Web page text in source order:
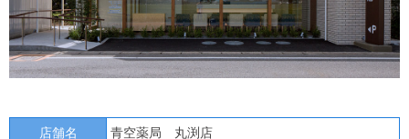
店舗名 青空薬局 丸渕店